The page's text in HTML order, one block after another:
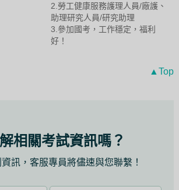
2.勞工健康服務護理人員/廠護、
助理研究人員/研究助理
3.參加國考，工作穩定，福利
好！
▲Top
相關考試資訊嗎？
訊，客服專員將儘速與您聯繫！